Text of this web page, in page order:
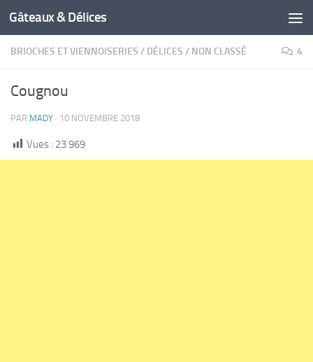
Gâteaux & Délices
BRIOCHES ET VIENNOISERIES / DÉLICES / NON CLASSÉ 4
Cougnou
PAR MADY · 10 NOVEMBRE 2018
Vues : 23 969